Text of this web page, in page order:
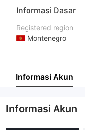
Informasi Dasar
Registered region
Montenegro
Nama perusahaan
Informasi Akun
Informasi Akun